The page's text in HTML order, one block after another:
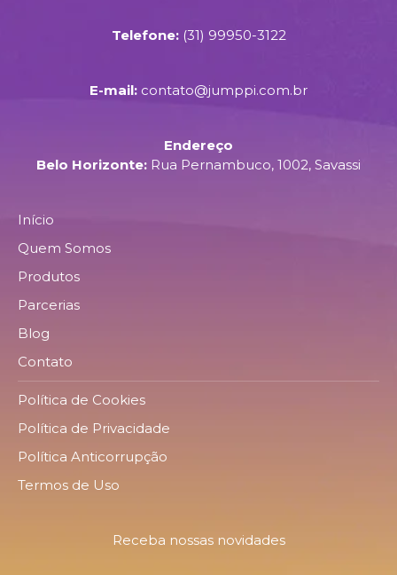
Telefone: (31) 99950-3122
E-mail: contato@jumppi.com.br
Endereço
Belo Horizonte: Rua Pernambuco, 1002, Savassi
Início
Quem Somos
Produtos
Parcerias
Blog
Contato
Política de Cookies
Política de Privacidade
Política Anticorrupção
Termos de Uso
Receba nossas novidades